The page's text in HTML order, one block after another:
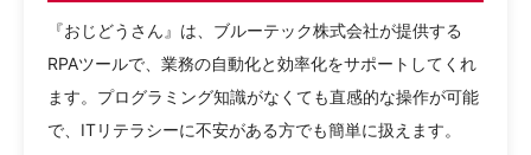
『おじどうさん』は、ブルーテック株式会社が提供する
RPAツールで、業務の自動化と効率化をサポートしてくれ
ます。プログラミング知識がなくても直感的な操作が可能
で、ITリテラシーに不安がある方でも簡単に扱えます。